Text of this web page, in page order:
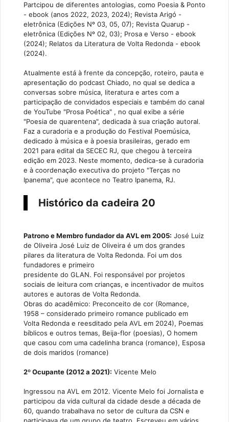
Partcipou de diferentes antologias, como Poesia & Ponto
- ebook (anos 2022, 2023, 2024); Revista Arigó -
eletrônica (Edições Nº 03, 05, 07); Revista Quarup -
eletrônica (Edições Nº 02, 03); Prosa e Verso - ebook
(2024); Relatos da Literatura de Volta Redonda - ebook
(2024).
Atualmente está à frente da concepção, roteiro, pauta e
apresentação do podcast Chiado, no qual se dedica a
conversas sobre música, literatura e artes com a
participação de convidados especiais e também do canal
de YouTube "Prosa Poética" , no qual exibe a série
"Poesia de quarentena", dedicada à sua criação autoral.
Faz a curadoria e a produção do Festival Poemúsica,
dedicado à música e à poesia brasileiras, gerado em
2021 para edital da SECEC RJ, que chegou à terceira
edição em 2023. Neste momento, dedica-se à curadoria
e à coordenação executiva do projeto "Terças no
Ipanema", que acontece no Teatro Ipanema, RJ.
Histórico da cadeira 20
Patrono e Membro fundador da AVL em 2005: José Luiz
de Oliveira José Luiz de Oliveira é um dos grandes
pilares da literatura de Volta Redonda. Foi um dos
fundadores e primeiro
presidente do GLAN. Foi responsável por projetos
sociais de leitura com crianças, e incentivador de muitos
autores e autoras de Volta Redonda.
Obras do acadêmico: Preconceito de cor (Romance,
1958 – considerado primeiro romance publicado em
Volta Redonda e reesditado pela AVL em 2024), Poemas
bíblicos e outros temas, Beija-flor (poesias), O homem
que casou com uma cadelinha branca (romance), Esposa
de dois maridos (romance)
2º Ocupante (2012 a 2021): Vicente Melo
Ingressou na AVL em 2012. Vicente Melo foi Jornalista e
participou da vida cultural da cidade desde a década de
60, quando trabalhava no setor de cultura da CSN e